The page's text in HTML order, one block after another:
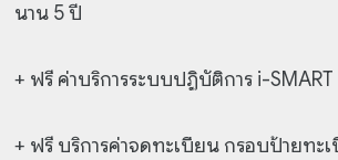
นาน 5 ปี
+ ฟรี ค่าบริการระบบปฏิบัติการ i-
+ ฟรี บริการค่าจดทะเบียน กรอบป้ายทะ